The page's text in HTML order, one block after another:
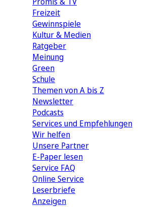
Freizeit
Gewinnspiele
Kultur & Medien
Ratgeber
Meinung
Green
Schule
Themen von A bis Z
Newsletter
Podcasts
Services und Empfehlungen
Wir helfen
Unsere Partner
E-Paper lesen
Service FAQ
Online Service
Leserbriefe
Anzeigen